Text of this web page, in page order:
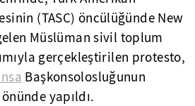
(TASC) öncülüğünde New
Müslüman sivil toplum
gerçekleştirilen protesto,
Başkonsolosluğunun
yapıldı.